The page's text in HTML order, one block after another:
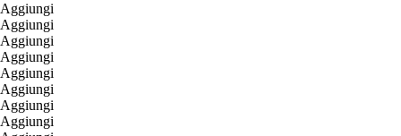
Aggiungi
Aggiungi
Aggiungi
Aggiungi
Aggiungi
Aggiungi
Aggiungi
Aggiungi